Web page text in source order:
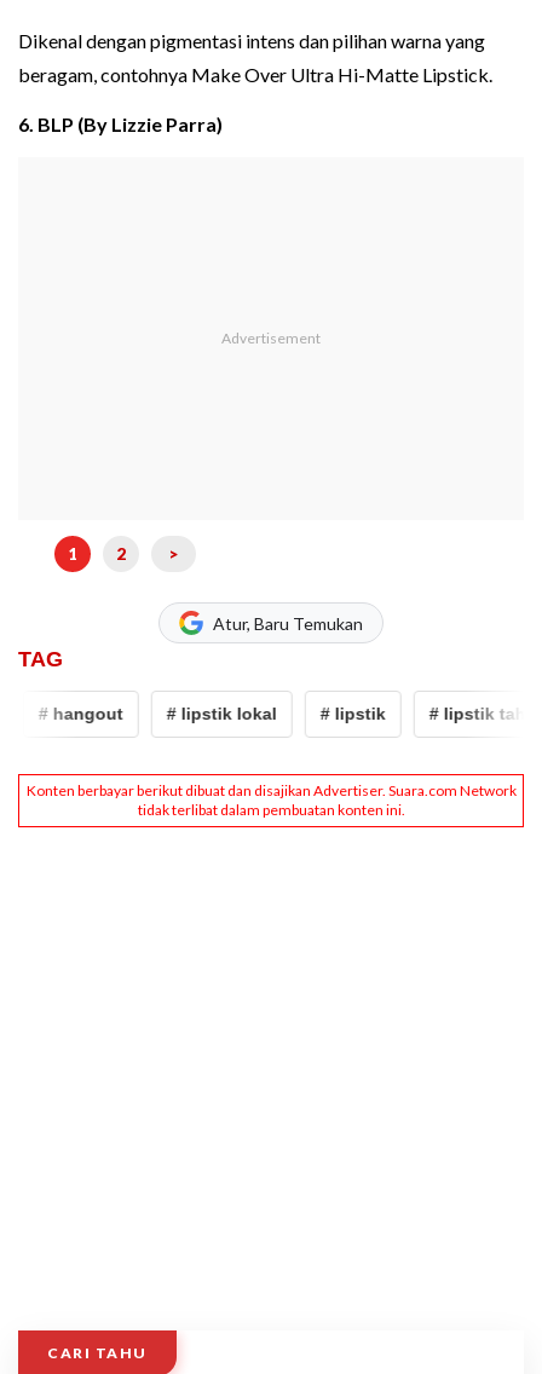
Dikenal dengan pigmentasi intens dan pilihan warna yang
beragam, contohnya Make Over Ultra Hi-Matte Lipstick.
6. BLP (By Lizzie Parra)
1 2 >
Atur, Baru Temukan
TAG
# hangout # lipstik lokal # lipstik # lipstik tahan
CARI TAHU